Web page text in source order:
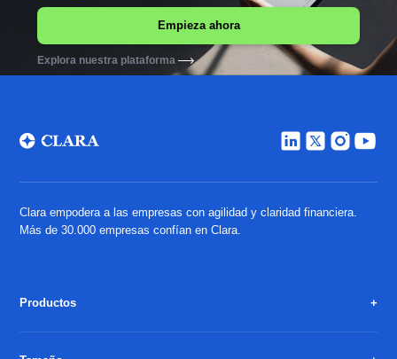
Explora nuestra plataforma
Clara empodera a las empresas con agilidad y claridad financiera.
Más de 30.000 empresas confían en Clara.
Productos